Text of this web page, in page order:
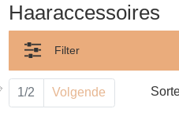
Haaraccessoires
Filter
1/2 Volgende